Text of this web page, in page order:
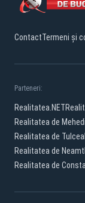
ContactTermeni și
Parteneri:
Realitatea.NET
Realitatea de
Realitatea de Tulcea
Realitatea de Neamt
Realitatea de